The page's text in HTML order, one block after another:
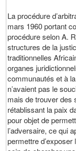
La procédure
mars 1960 portant
procédure selon A.
structures de la
traditionnelles
organes
communautés et à
n’avaient pas le
mais de trouver des
rétablissant la paix
pour objet de
l’adversaire, ce qui
permettre